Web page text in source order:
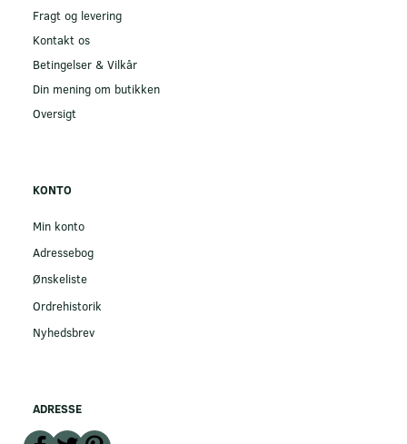
Fragt og levering
Kontakt os
Betingelser & Vilkår
Din mening om butikken
Oversigt
KONTO
Min konto
Adressebog
Ønskeliste
Ordrehistorik
Nyhedsbrev
ADRESSE